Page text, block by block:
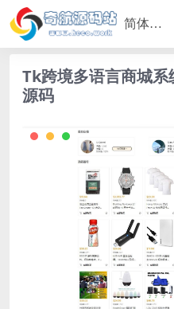
Tk跨境多语言商城
源码